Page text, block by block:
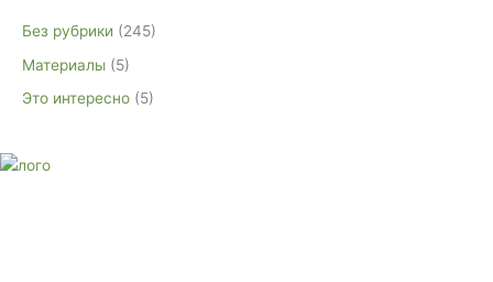
Без рубрики (245)
Материалы (5)
Это интересно (5)